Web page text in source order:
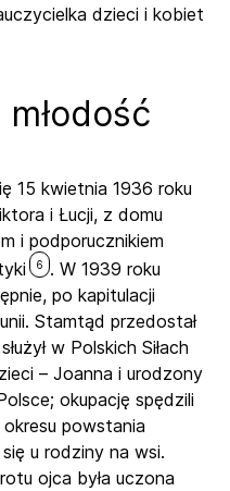
dzieci i kobiet
młodość
15 kwietnia 1936 roku
i Łucji, z domu
i podporucznikiem
6
. W 1939 roku
po kapitulacji
Stamtąd przedostał
w Polskich Siłach
– Joanna i urodzony
okupację spędzili
okresu powstania
u rodziny na wsi.
ojca była uczona